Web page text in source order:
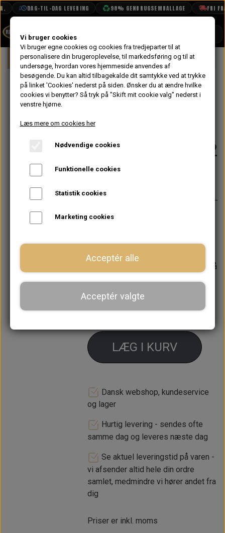
DAG-TIL-DAG LEVERING 98% GENBRUGSEMBALLAGE FRI
BOOK TID
PROJEKTER
TEKNISK DATA
VANDPOLERING
Forside Mini Eksteriør Visker & Vasker
På lager
"Tudor"
Sprinklervæske
Beholder MK1/2
25,60 kr.
Tudor klistermærke som original
Forventet leveringstid:
Varen er på
−
LÆG I KURV
Dansk webshop, kundeservice
og lager
Hurtig levering - sendes ofte
samme dag og leveres næste dag
Se aktuel leveringstid på varen -
vi afsender altid hele din ordre
samlet, medmindre vi hører andet fra
dig
Priser er inkl. moms
Vi bruger cookies
Vi bruger egne cookies og cookies fra tredjeparter til at
personalisere din brugeroplevelse, til markedsføring og til at
undersøge, hvordan vores hjemmeside anvendes af
besøgende. Du kan altid tilbagekalde dit samtykke ved at trykke
på linket 'Cookies' nederst på siden. Ønsker du at ændre hvilke
cookies vi benytter? Så tryk på "Skift mit cookie valg" nederst i
venstre hjørne.
Læs mere om cookies her
Nødvendige cookies
Funktionelle cookies
Statistik cookies
Marketing cookies
Acceptér alle
Acceptér valgte